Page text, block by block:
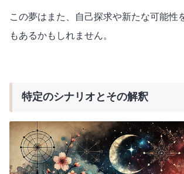
この夢はまた、自己探求や新たな可能性
もあるかもしれません。
特定のシナリオとその解釈